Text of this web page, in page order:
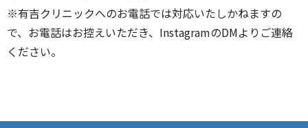
※有吉クリニックへのお電話では対応いたしかねますの
で、お電話はお控えいただき、 InstagramのDMよりご連絡
ください。